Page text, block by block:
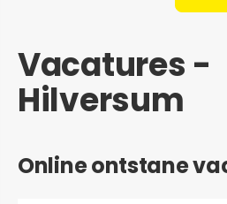
Vacatures -
Hilversum
Online ontstane